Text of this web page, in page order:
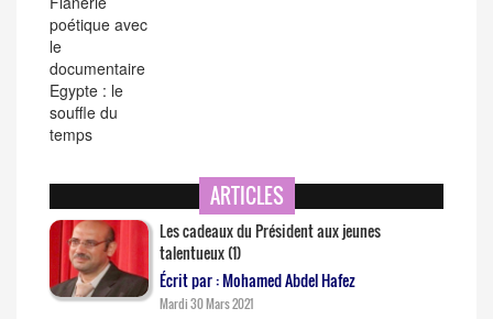
ARTICLES
Les cadeaux du Président aux jeunes
talentueux (1)
Écrit par : Mohamed Abdel Hafez
Mardi 30 Mars 2021